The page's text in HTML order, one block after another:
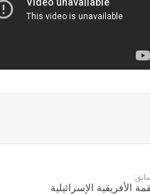
الأفريقية الإسرائيلية